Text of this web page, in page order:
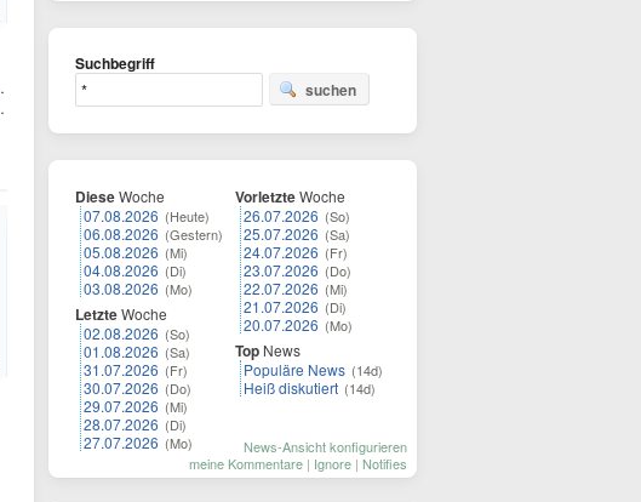
Suchbegriff
suchen
DieseWoche
07.08.2026 (Heute)
06.08.2026 (Gestern)
05.08.2026 (Mi)
04.08.2026 (Di)
03.08.2026 (Mo)
LetzteWoche
02.08.2026 (So)
01.08.2026 (Sa)
31.07.2026 (Fr)
30.07.2026 (Do)
29.07.2026 (Mi)
28.07.2026 (Di)
27.07.2026 (Mo)
VorletzteWoche
26.07.2026 (So)
25.07.2026 (Sa)
24.07.2026 (Fr)
23.07.2026 (Do)
22.07.2026 (Mi)
21.07.2026 (Di)
20.07.2026 (Mo)
Top News
Populäre News (14d)
Heiß diskutiert (14d)
News-Ansicht konfigurieren
meine Kommentare | Ignore | Notifies